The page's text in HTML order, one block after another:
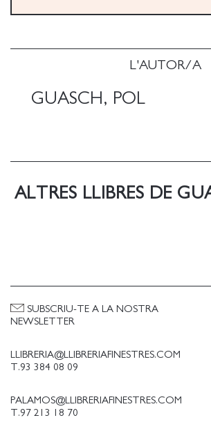
L'AUTOR/A
GUASCH, POL
ALTRES LLIBRES DE
LLIBRERIA@LLIBRERIAFINESTRES.COM
T.93 384 08 09
PALAMOS@LLIBRERIAFINESTRES.COM
T.97 213 18 70
SUBSCRIU-TE A LA NOSTRA
NEWSLETTER